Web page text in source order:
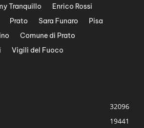
Tranquillo
Enrico Rossi
Prato Sara Funaro
Pisa
Comune di Prato
Vigili del Fuoco
32096
19441